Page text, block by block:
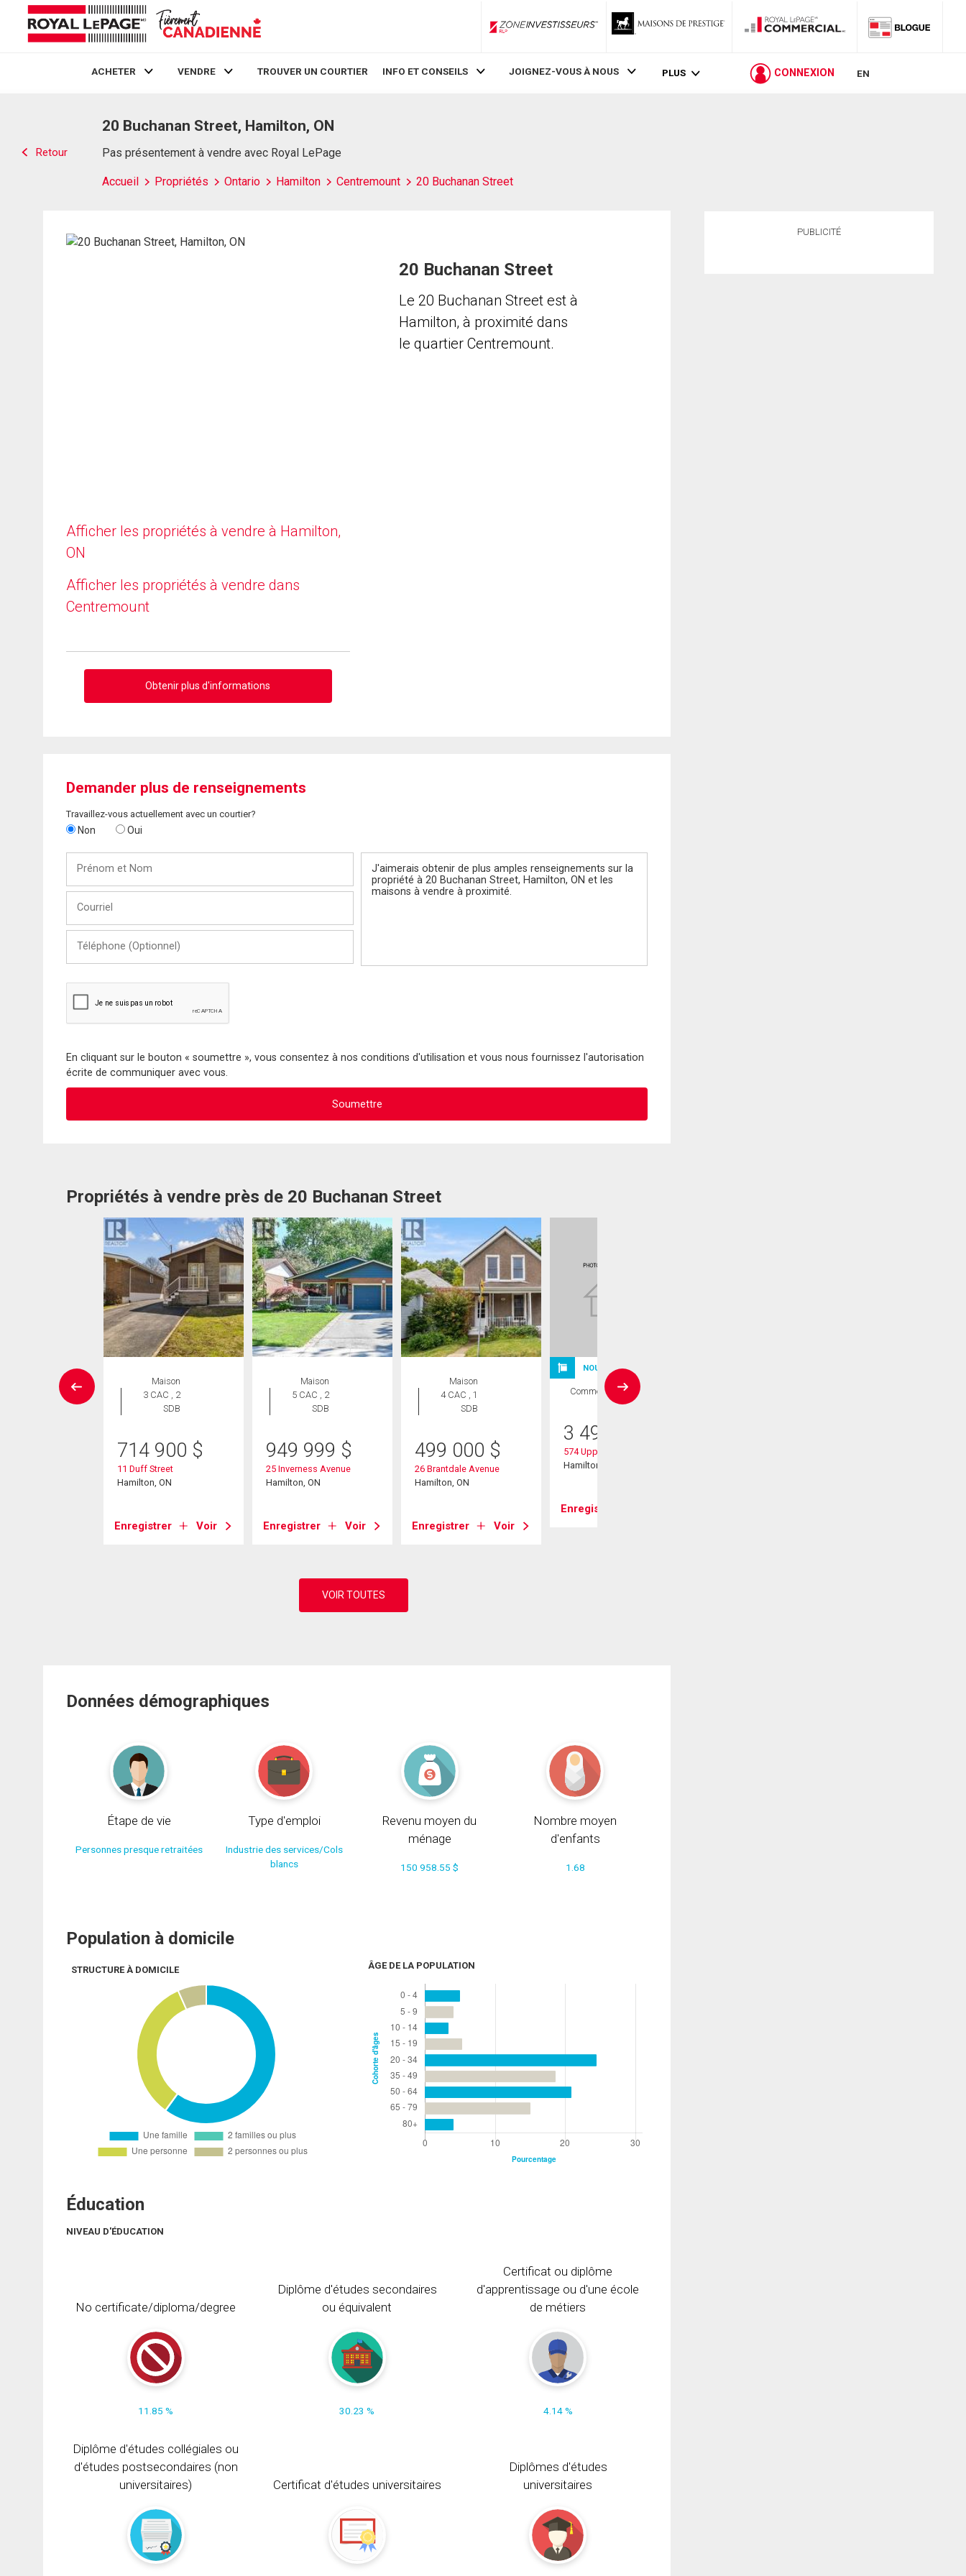
ZoneInvestisseurs RLP
ACHETER VENDRE TROUVER UN COURTIER INFO ET CONSEILS JOIGNEZ-VOUS À NOUS PLUS CONNEXION EN
Retour
20 Buchanan Street, Hamilton, ON
Pas présentement à vendre avec Royal LePage
Accueil Propriétés Ontario Hamilton Centremount 20 Buchanan Street
Afficher les propriétés à vendre à Hamilton,
ON
Afficher les propriétés à vendre dans
Centremount
Obtenir plus d'informations
20 Buchanan Street
Le 20 Buchanan Street est à
Hamilton, à proximité dans
le quartier Centremount.
Demander plus de renseignements
Travaillez-vous actuellement avec un courtier?
Non Oui
Nom
(Optionnel)
En cliquant sur le bouton « soumettre », vous consentez à nos conditions d'utilisation et vous nous fournissez l'autorisation
écrite de communiquer avec vous.
Propriétés à vendre près de 20 Buchanan Street
Maison
3 CAC , 2
SDB
714 900 $
11 Duff Street
Hamilton, ON
Enregistrer Voir
Maison
5 CAC , 2
SDB
949 999 $
25 Inverness Avenue
Hamilton, ON
Enregistrer Voir
Maison
4 CAC , 1
SDB
499 000 $
26 Brantdale Avenue
Hamilton, ON
Enregistrer Voir
NOUVELLE INSCRIPTION
Commercial
3 495 000
574 Upper James Street
Hamilton, ON
Enregistrer
Données démographiques
Étape de vie
Personnes presque retraitées
Type d'emploi
Industrie des services/Cols
blancs
Revenu moyen du
ménage
150 958.55 $
Nombre moyen
d'enfants
1.68
Population à domicile
STRUCTURE À DOMICILE ÂGE DE LA POPULATION
Éducation
NIVEAU D'ÉDUCATION
No certificate/diploma/degree
11.85 %
Diplôme d'études secondaires
ou équivalent
30.23 %
Certificat ou diplôme
d'apprentissage ou d'une école
de métiers
4.14 %
Diplôme d'études collégiales ou
d'études postsecondaires (non
universitaires)
Certificat d'études universitaires
Diplômes d'études
universitaires
PUBLICITÉ